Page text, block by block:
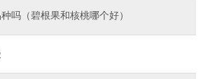
吗（碧根果和核桃哪个好）